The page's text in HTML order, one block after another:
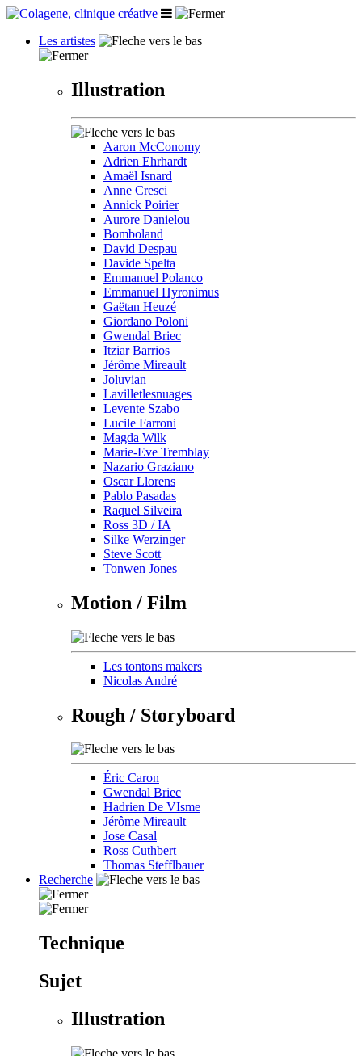
Les artistes
Illustration
Aaron McConomy
Adrien Ehrhardt
Amaël Isnard
Anne Cresci
Annick Poirier
Aurore Danielou
Bomboland
David Despau
Davide Spelta
Emmanuel Polanco
Emmanuel Hyronimus
Gaëtan Heuzé
Giordano Poloni
Gwendal Briec
Itziar Barrios
Jérôme Mireault
Joluvian
Lavilletlesnuages
Levente Szabo
Lucile Farroni
Magda Wilk
Marie-Eve Tremblay
Nazario Graziano
Oscar Llorens
Pablo Pasadas
Raquel Silveira
Ross 3D / IA
Silke Werzinger
Steve Scott
Tonwen Jones
Motion / Film
Les tontons makers
Nicolas André
Rough / Storyboard
Éric Caron
Gwendal Briec
Hadrien De VIsme
Jérôme Mireault
Jose Casal
Ross Cuthbert
Thomas Stefflbauer
Recherche
Technique
Sujet
Illustration